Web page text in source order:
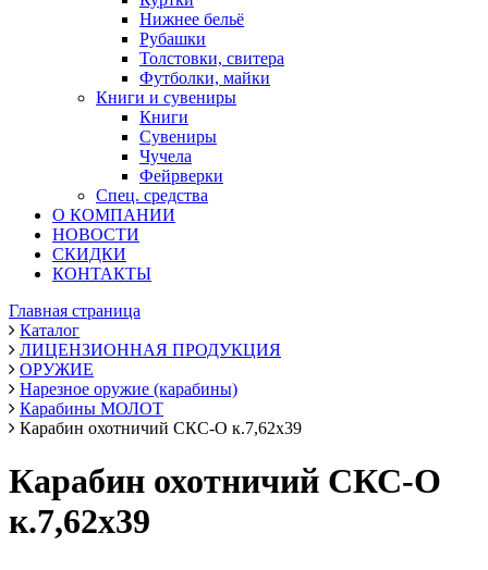
Нижнее бельё
Рубашки
Толстовки, свитера
Футболки, майки
Книги и сувениры
Книги
Сувениры
Чучела
Фейрверки
Спец. средства
О КОМПАНИИ
НОВОСТИ
СКИДКИ
КОНТАКТЫ
Главная страница
Каталог
ЛИЦЕНЗИОННАЯ ПРОДУКЦИЯ
ОРУЖИЕ
Нарезное оружие (карабины)
Карабины МОЛОТ
Карабин охотничий СКС-О к.7,62х39
Карабин охотничий СКС-О
к.7,62х39